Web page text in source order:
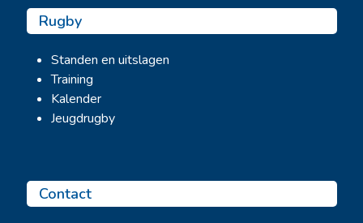
Rugby
Standen en uitslagen
Training
Kalender
Jeugdrugby
Contact